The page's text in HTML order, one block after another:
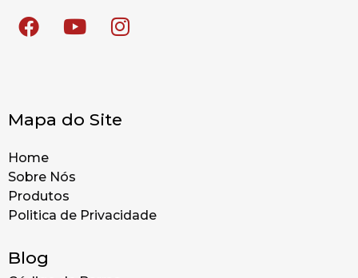
Mapa do Site
Home
Sobre Nós
Produtos
Politica de Privacidade
Blog